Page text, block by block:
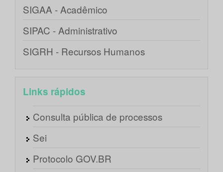
SIGAA - Acadêmico
SIPAC - Administrativo
SIGRH - Recursos Humanos
Links rápidos
Consulta pública de processos
Sei
Protocolo GOV.BR